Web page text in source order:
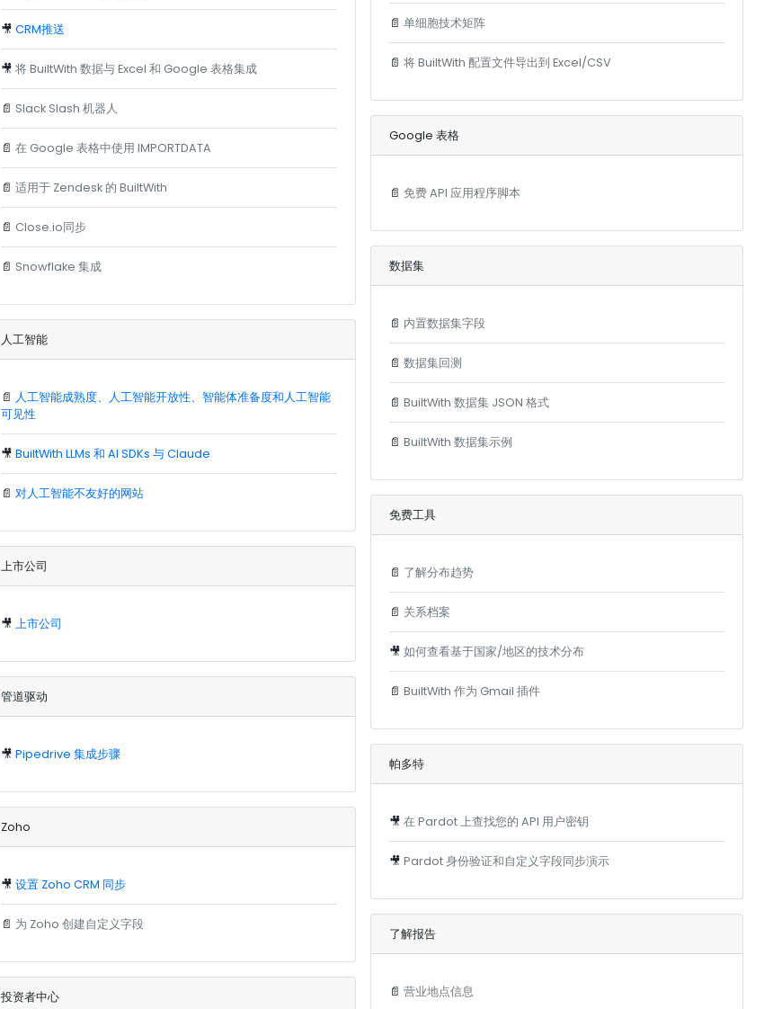
🎥CRM推送
🎥将 BuiltWith 数据与 Excel 和 Google 表格集成
📄 Slack Slash 机器人
📄在 Google 表格中使用 IMPORTDATA
📄适用于 Zendesk 的 BuiltWith
📄 Close.io同步
📄 Snowflake 集成
人工智能
📄 人工智能成熟度、人工智能开放性、智能体准备度和人工智能
可见性
🎥BuiltWith LLMs 和 AI SDKs 与 Claude
📄对人工智能不友好的网站
上市公司
🎥上市公司
管道驱动
🎥Pipedrive 集成步骤
Zoho
🎥设置 Zoho CRM 同步
📄 为 Zoho 创建自定义字段
投资者中心
📄 单细胞技术矩阵
📄 将 BuiltWith 配置文件导出到 Excel/CSV
Google 表格
📄 免费 API 应用程序脚本
数据集
📄 内置数据集字段
📄 数据集回测
📄 BuiltWith 数据集 JSON 格式
📄 BuiltWith 数据集示例
免费工具
📄 了解分布趋势
📄 关系档案
🎥 如何查看基于国家/地区的技术分布
📄 BuiltWith 作为 Gmail 插件
帕多特
🎥 在 Pardot 上查找您的 API 用户密钥
🎥 Pardot 身份验证和自定义字段同步演示
了解报告
📄 营业地点信息